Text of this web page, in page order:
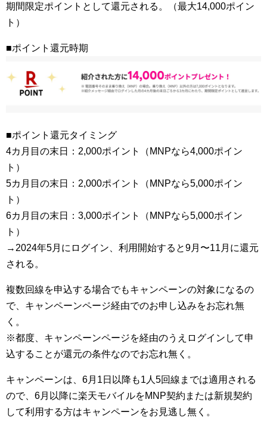
期間限定ポイントとして還元される。（最大14,000ポイン
ト）
■ポイント還元時期
■ポイント還元タイミング
4カ月目の末日：2,000ポイント（MNPなら4,000ポイン
ト）
5カ月目の末日：2,000ポイント（MNPなら5,000ポイン
ト）
6カ月目の末日：3,000ポイント（MNPなら5,000ポイン
ト）
→2024年5月にログイン、利用開始すると9月〜11月に還元
される。
複数回線を申込する場合でもキャンペーンの対象になるの
で、キャンペーンページ経由でのお申し込みをお忘れ無
く。
※都度、キャンペーンページを経由のうえログインして申
込することが還元の条件なのでお忘れ無く。
キャンペーンは、6月1日以降も1人5回線までは適用される
ので、6月以降に楽天モバイルをMNP契約または新規契約
して利用する方はキャンペーンをお見逃し無く。